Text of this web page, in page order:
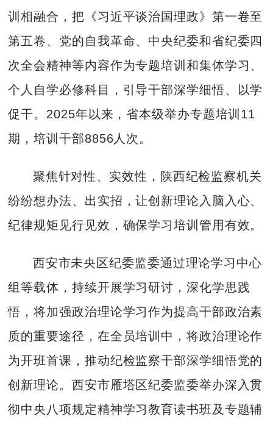
训相融合，把《习近平谈治国理政》第一卷至
第五卷、党的自我革命、中央纪委和省纪委四
次全会精神等内容作为专题培训和集体学习、
个人自学必修科目，引导干部深学细悟、以学
促干。2025年以来，省本级举办专题培训11
期，培训干部8856人次。
聚焦针对性、实效性，陕西纪检监察机关
纷纷想办法、出实招，让创新理论入脑入心、
纪律规矩见行见效，确保学习培训管用有效。
西安市未央区纪委监委通过理论学习中心
组等载体，持续开展学习研讨，深化学思践
悟，将加强政治理论学习作为提高干部政治素
质的重要途径，在全员培训中，将政治理论作
为开班首课，推动纪检监察干部深学细悟党的
创新理论。西安市雁塔区纪委监委举办深入贯
彻中央八项规定精神学习教育读书班及专题辅